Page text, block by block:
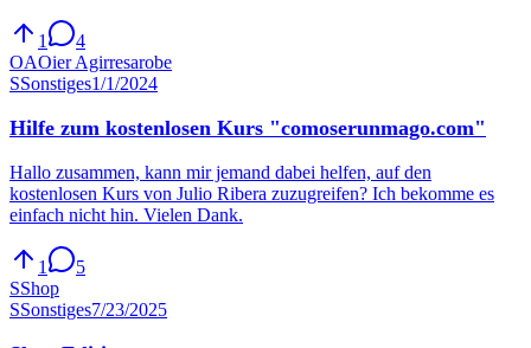
1
4
OAOier Agirresarobe
SSonstiges1/1/2024
Hilfe zum kostenlosen Kurs "comoserunmago.com"
Hallo zusammen, kann mir jemand dabei helfen, auf den
kostenlosen Kurs von Julio Ribera zuzugreifen? Ich bekomme es
einfach nicht hin. Vielen Dank.
1
5
SShop
SSonstiges7/23/2025